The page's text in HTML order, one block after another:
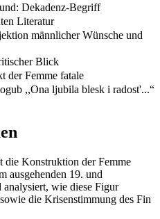
Dekadenz-Begriff
Literatur
männlicher Wünsche und
Blick
der Femme fatale
,,Ona ljubila blesk i radost'...“
die Konstruktion der Femme
ausgehenden 19. und
analysiert, wie diese Figur
die Krisenstimmung des Fin